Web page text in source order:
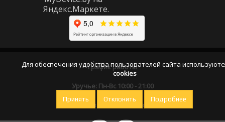
График работы
Уручье: Пн-Вс 10:00 - 21:00
Оставайтесь на связи
Для обеспечения удобства пользователей сайта
cookies
Принять Отклонить Подробнее